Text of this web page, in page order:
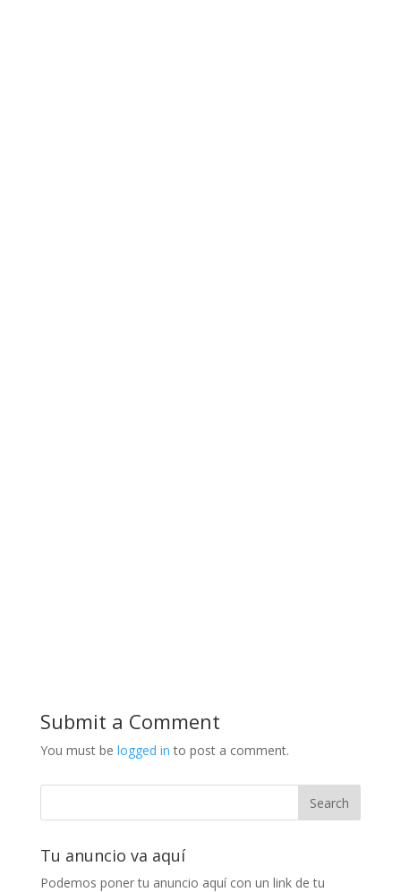
Submit a Comment
You must be logged in to post a comment.
Tu anuncio va aquí
Podemos poner tu anuncio aquí con un link de tu